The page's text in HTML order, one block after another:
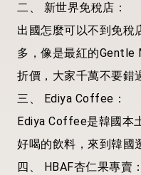
二、 新世界免稅店：
出國怎麼可以不到免稅
多，像是最紅的Gentle
折價，大家千萬不要錯
三、 Ediya Coffee：
Ediya Coffee是韓國本
好喝的飲料，來到韓國
四、 HBAF杏仁果專賣：